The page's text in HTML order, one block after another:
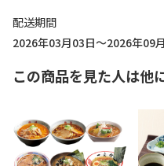
配送期間
2026年03月03日～2026年09
この商品を見た人は他